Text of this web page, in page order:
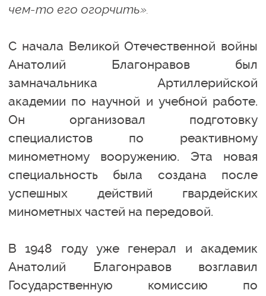
чем-то его огорчить».
С начала Великой Отечественной войны
Анатолий Благонравов был
замначальника Артиллерийской
академии по научной и учебной работе.
Он организовал подготовку
специалистов по реактивному
минометному вооружению. Эта новая
специальность была создана после
успешных действий гвардейских
минометных частей на передовой.
В 1948 году уже генерал и академик
Анатолий Благонравов возглавил
Государственную комиссию по